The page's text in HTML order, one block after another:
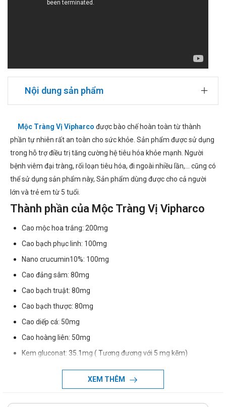
Nội dung sản phẩm
Mộc Tràng Vị Vipharco được bào chế hoàn toàn từ thành
phần tự nhiên rất an toàn cho sức khỏe. Sản phẩm được sử dụng
trong hỗ trợ điều trị tăng cường hệ tiêu hóa khỏe mạnh. Người
bệnh viêm đại tràng, rối loạn tiêu hóa, đi ngoài nhiều lần,... cũng có
thể sử dụng sản phẩm này, Sản phẩm dùng được cho cả người
lớn và trẻ em từ 5 tuổi.
Thành phần của Mộc Tràng Vị Vipharco
Cao mộc hoa trắng: 200mg
Cao bạch phục linh: 100mg
Nano crucumin10%: 100mg
Cao đảng sâm: 80mg
Cao bạch truật: 80mg
Cao bạch thược: 80mg
Cao diếp cá: 50mg
Cao hoàng liên: 50mg
Kem gluconat: 35.1mg ( Tương đương với 5 mg kẽm)
Lunlin: 20 mg
Dạng bào chế
XEM THÊM